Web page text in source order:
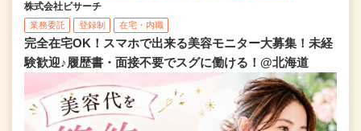
株式会社ビサーチ
業務委託 登録制 在宅・内職
完全在宅OK！スマホで出来る美容モニター大募集！未経
験歓迎♪履歴書・面接不要でスグに働ける！@北海道